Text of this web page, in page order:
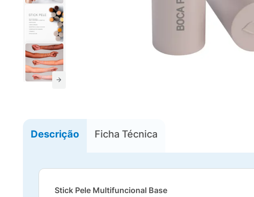
Descrição Ficha Técnica
Stick Pele Multifuncional Base